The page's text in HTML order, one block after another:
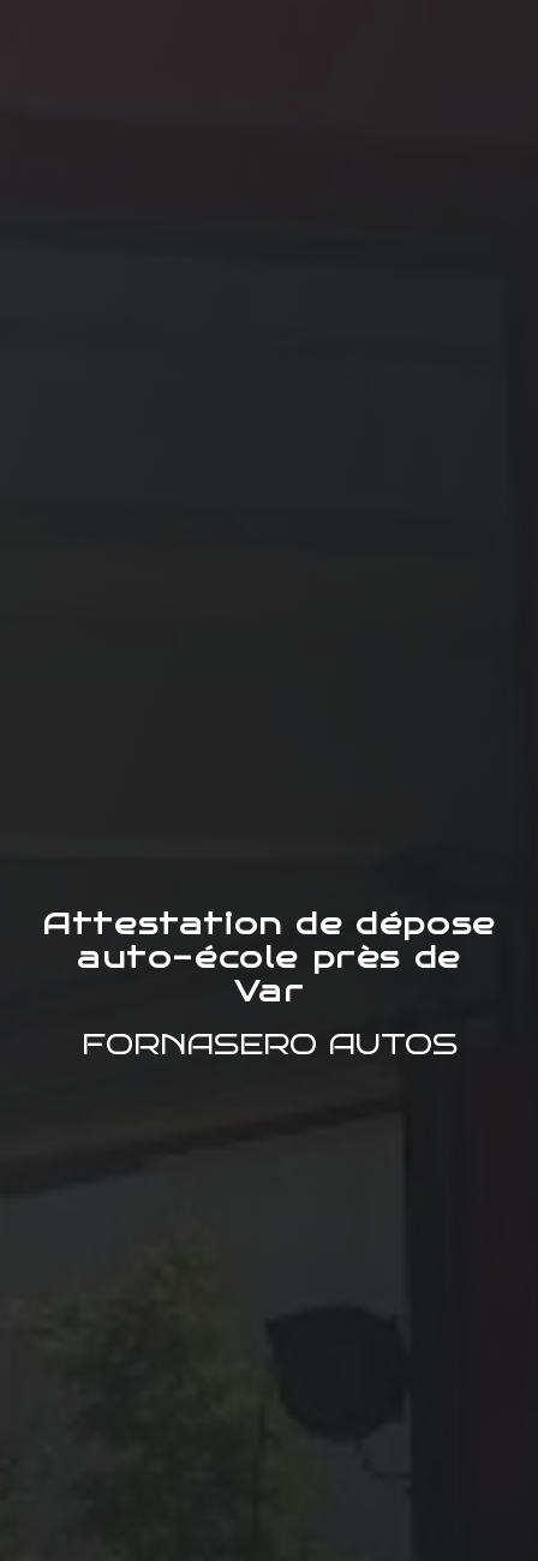
Attestation de dépose
auto-école près de
Var
FORNASERO AUTOS